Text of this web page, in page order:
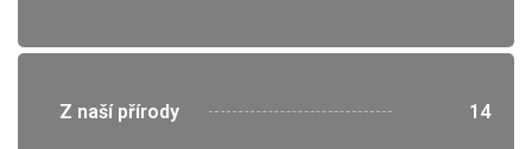
Z naší přírody 14